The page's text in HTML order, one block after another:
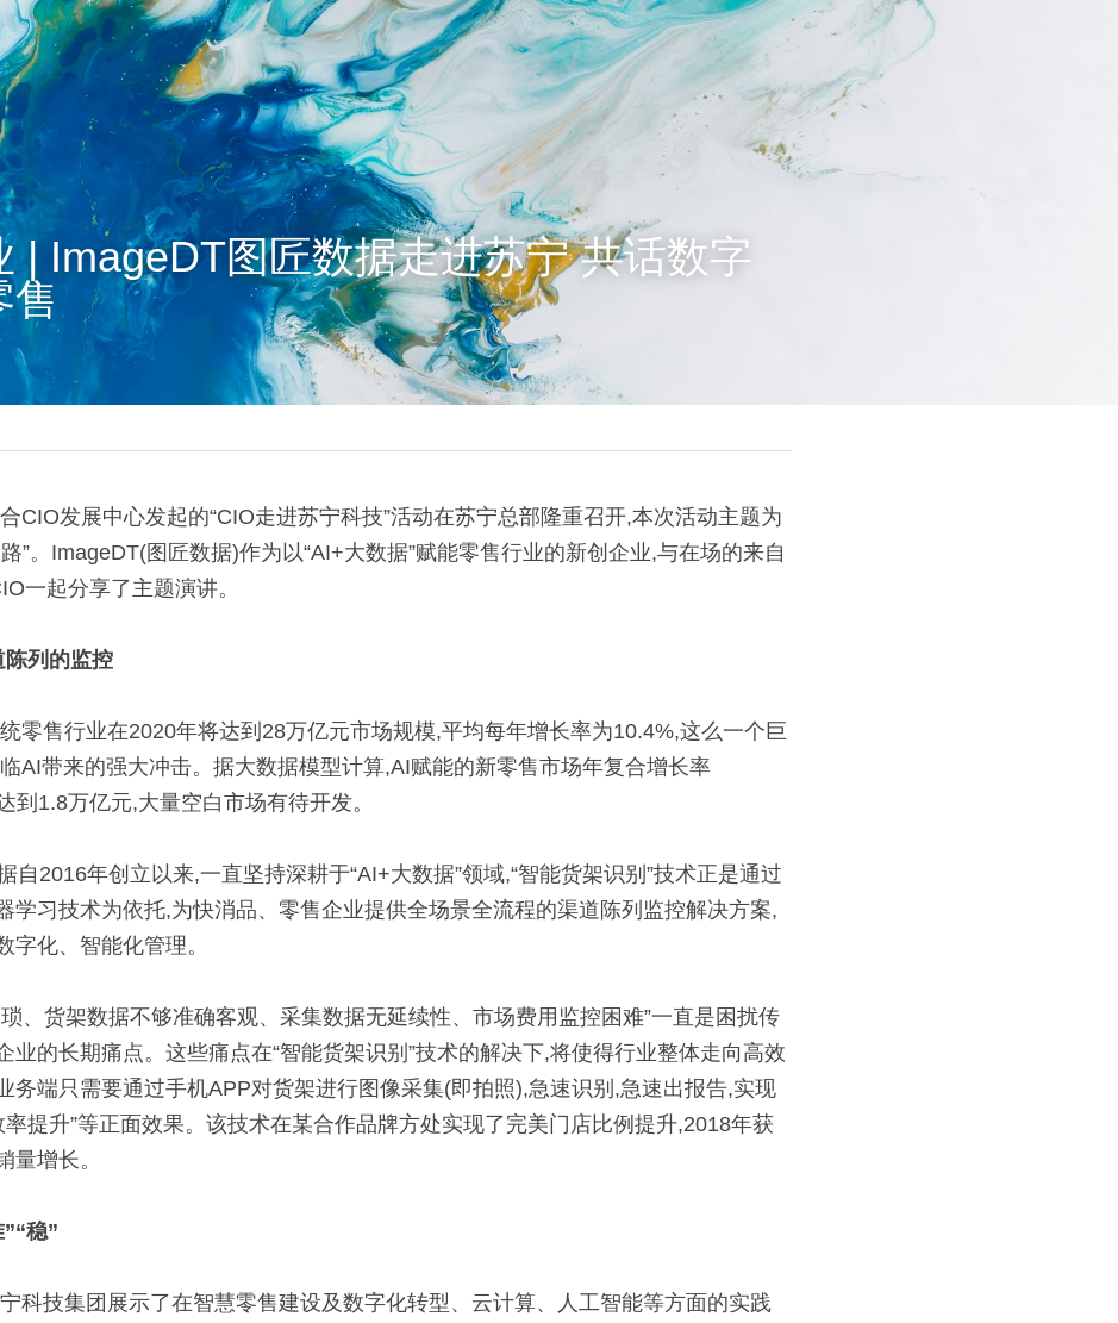
| ImageDT图匠数据走进苏宁 共话数字
售
CIO发展中心发起的“CIO走进苏宁科技”活动在苏宁总部隆重召开,本次活动主题为
”。ImageDT(图匠数据)作为以“AI+大数据”赋能零售行业的新创企业,与在场的来自
一起分享了主题演讲。
陈列的监控
零售行业在2020年将达到28万亿元市场规模,平均每年增长率为10.4%,这么一个巨
AI带来的强大冲击。据大数据模型计算,AI赋能的新零售市场年复合增长率
到1.8万亿元,大量空白市场有待开发。
自2016年创立以来,一直坚持深耕于“AI+大数据”领域,“智能货架识别”技术正是通过
学习技术为依托,为快消品、零售企业提供全场景全流程的渠道陈列监控解决方案,
字化、智能化管理。
、货架数据不够准确客观、采集数据无延续性、市场费用监控困难”一直是困扰传
业的长期痛点。这些痛点在“智能货架识别”技术的解决下,将使得行业整体走向高效
务端只需要通过手机APP对货架进行图像采集(即拍照),急速识别,急速出报告,实现
量增长。
稳”
科技集团展示了在智慧零售建设及数字化转型、云计算、人工智能等方面的实践